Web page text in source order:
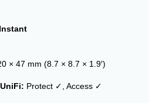
× 47 mm (8.7 × 8.7 × 1.9′)
Protect ✓, Access ✓